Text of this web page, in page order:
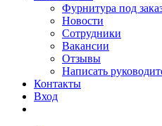
Фурнитура под
Новости
Сотрудники
Вакансии
Отзывы
Написать
Контакты
Вход